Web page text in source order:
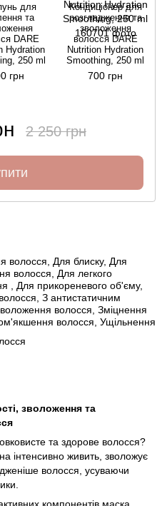
для
та
DARE
Hydration
250 ml
грн
Кондиціонер для
розгладження та
зволоження
волосся DARE
Nutrition Hydration
Smoothing, 250 ml
700 грн
2 250 грн
волосся, Для блиску, Для
волосся, Для легкого
, Для прикореневого об'єму,
З антистатичним
волосся, Зміцнення
волосся, Ущільнення
зволоження та
та здорове волосся?
інтенсивно живить, зволожує
волосся, усуваючи
компонентів маска